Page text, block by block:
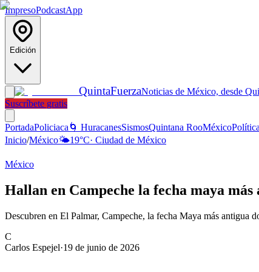
ImpresoPodcastApp
Edición
QuintaFuerzaNoticias de México, desde
Suscríbete gratis
PortadaPoliciaca 🌀 HuracanesSismosQuintana RooMéxicoPolítica
Inicio/México🌤️19°C· Ciudad de México
México
Hallan en Campeche la fecha maya
Descubren en El Palmar, Campeche, la fecha Maya más
C
Carlos Espejel·19 de junio de 2026